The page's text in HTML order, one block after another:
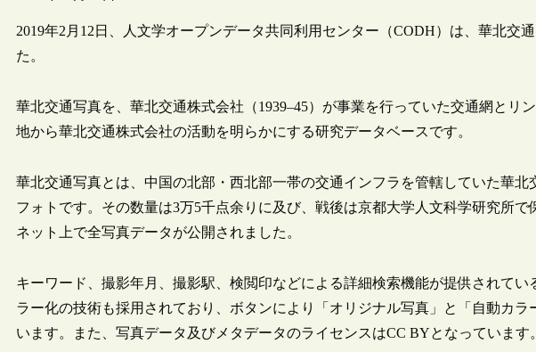
2019年2月12日、人文学オープンデータ共同利用センター（CODH）は、華北交
た。
華北交通写真を、華北交通株式会社（1939–45）が事業を行っていた交通網とリ
地から華北交通株式会社の活動を明らかにする研究データベースです。
華北交通写真とは、中国の北部・西北部一帯の交通インフラを管轄していた華北
フォトです。その数量は3万5千点余りに及び、戦後は京都大学人文科学研究所
ネット上で全写真データが公開されました。
キーワード、撮影年月、撮影駅、検閲印などによる詳細検索機能が提供されて
ラー化の技術も採用されており、ボタンにより「オリジナル写真」と「自動カ
います。また、写真データ及びメタデータのライセンスはCC BYとなっています。